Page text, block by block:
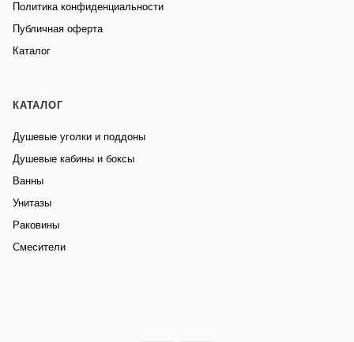
Политика конфиденциальности
Публичная оферта
Каталог
КАТАЛОГ
Душевые уголки и поддоны
Душевые кабины и боксы
Ванны
Унитазы
Раковины
Смесители